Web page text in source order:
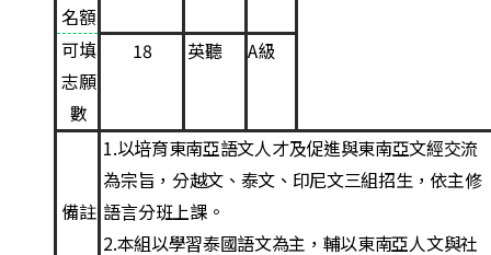
名額
可填
志願
數
18 英聽 A級
備註
1.以培育東南亞語文⼈才及促進與東南亞文經交流
為宗旨，分越文、泰文、印尼文三組招⽣，依主修
語⾔分班上課。
2.本組以學習泰國語文為主，輔以東南亞⼈文與社